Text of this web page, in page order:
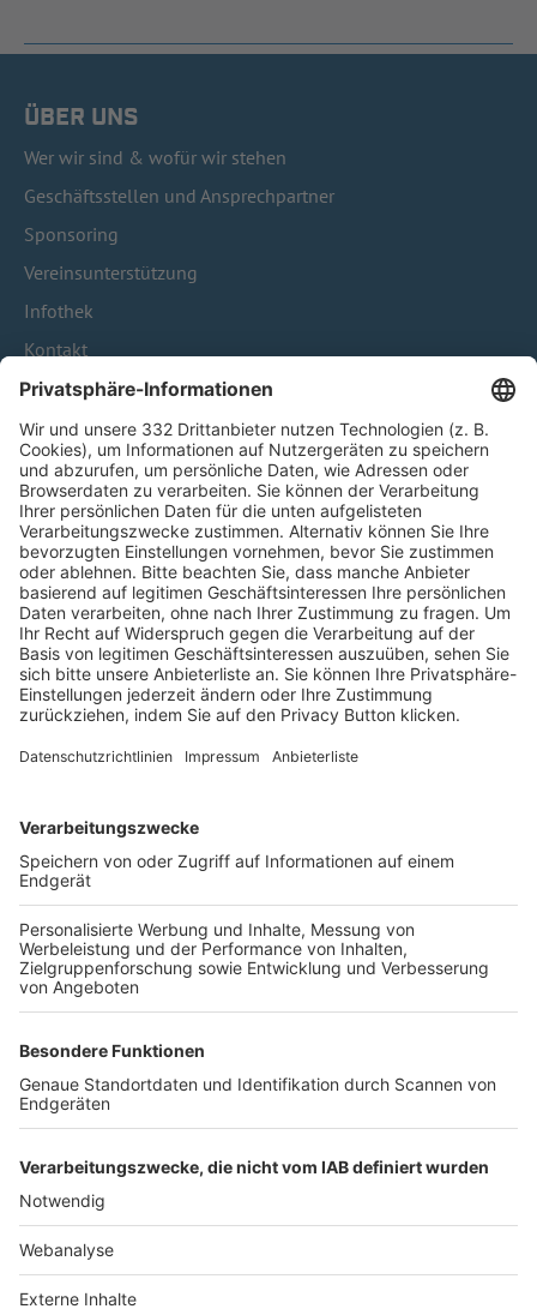
ÜBER UNS
Wer wir sind & wofür wir stehen
Geschäftsstellen und Ansprechpartner
Sponsoring
Vereinsunterstützung
Infothek
Kontakt
HÄUFIG BESUCHTE SEITEN
Pässe und Vereinswechsel
Trainerausbildung
Schulungsangebot Vereinsmitarbeiter
BFV-Geschäftsstellen
Trainerbörse
Login SpielPlus
FOLGE DEM BFV
TOP-VEREINE
TOP-PARTNER
Nutzungsbedingungen Datenschutz Impressum